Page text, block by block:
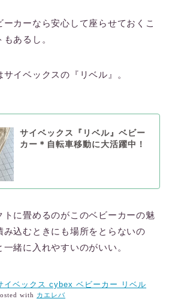
カーなら安心して座らせておくこ
あるし。
イベックスの『リベル』。
サイベックス『リベル』ベビー
カー＊自転車移動に大活躍中！
に畳めるのがこのベビーカーの魅
み込むときにも場所をとらないの
緒に入れやすいのがいい。
イベックス cybex ベビーカー リベル
with カエレバ